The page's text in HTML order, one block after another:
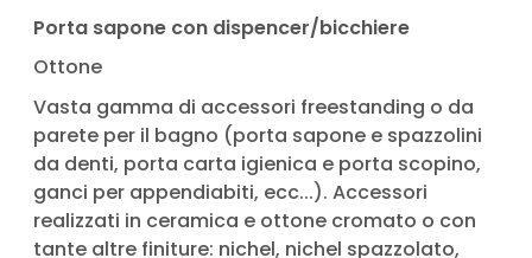
Porta sapone con dispencer/bicchiere
Ottone
Vasta gamma di accessori freestanding o da
parete per il bagno (porta sapone e spazzolini
da denti, porta carta igienica e porta scopino,
ganci per appendiabiti, ecc...). Accessori
realizzati in ceramica e ottone cromato o con
tante altre finiture: nichel, nichel spazzolato,